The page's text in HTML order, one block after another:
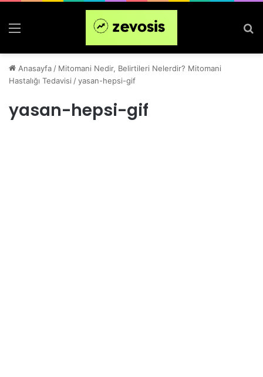
Menü
Anasayfa / Mitomani Nedir, Belirtileri Nelerdir? Mitomani
Hastalığı Tedavisi /yasan-hepsi-gif
yasan-hepsi-gif